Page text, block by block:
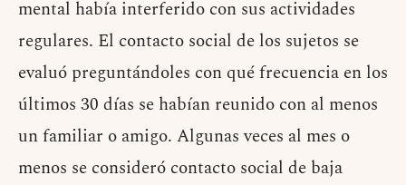
mental había interferido con sus actividades
regulares. El contacto social de los sujetos se
evaluó preguntándoles con qué frecuencia en los
últimos 30 días se habían reunido con al menos
un familiar o amigo. Algunas veces al mes o
menos se consideró contacto social de baja